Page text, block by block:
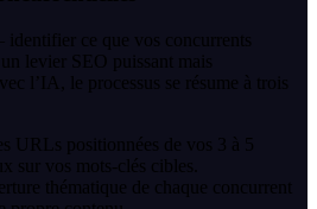
identifier ce que vos concurrents
levier SEO puissant mais
l’IA, le processus se résume à trois
URLs positionnées de vos 3 à 5
sur vos mots-clés cibles.
thématique de chaque concurrent